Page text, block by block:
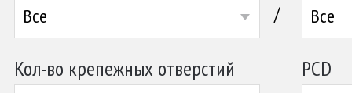
Все / Все
Кол-во крепежных отверстий PCD